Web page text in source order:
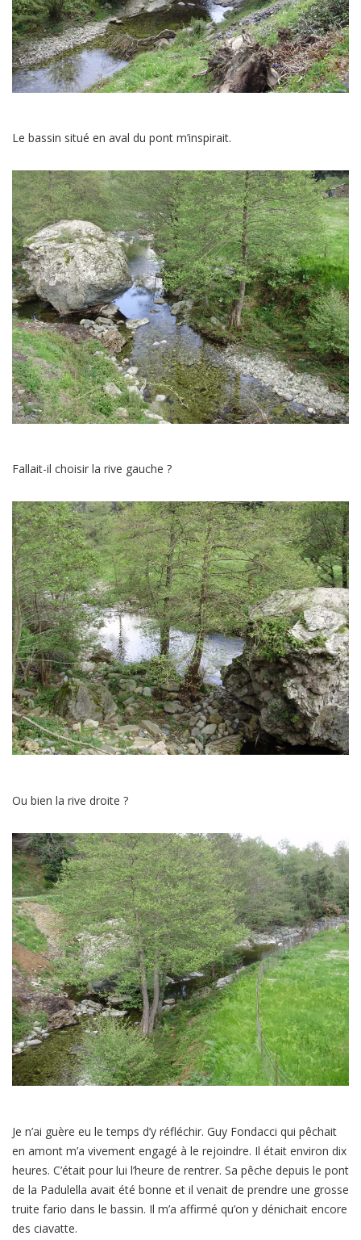
Le bassin situé en aval du pont m’inspirait.
Fallait-il choisir la rive gauche ?
Ou bien la rive droite ?
Je n’ai guère eu le temps d’y réfléchir. Guy Fondacci qui pêchait
en amont m’a vivement engagé à le rejoindre. Il était environ dix
heures. C’était pour lui l’heure de rentrer. Sa pêche depuis le pont
de la Padulella avait été bonne et il venait de prendre une grosse
truite fario dans le bassin. Il m’a affirmé qu’on y dénichait encore
des ciavatte.